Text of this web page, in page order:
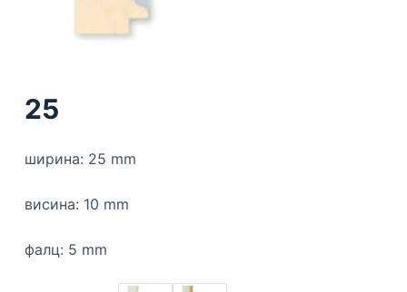
25
ширина: 25 mm
висина: 10 mm
фалц: 5 mm